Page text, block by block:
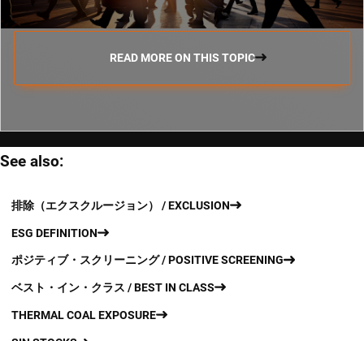
READ MORE ON THIS TOPIC
See also:
排除（エクスクルージョン） / EXCLUSION
ESG DEFINITION
ポジティブ・スクリーニング / POSITIVE SCREENING
ベスト・イン・クラス / BEST IN CLASS
THERMAL COAL EXPOSURE